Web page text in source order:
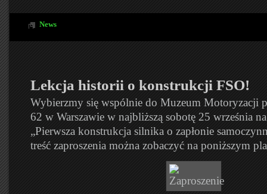
News
Lekcja historii o konstrukcji FSO!
Wybierzmy się wspólnie do Muzeum Motoryzacji
62 w Warszawie w najbliższą sobotę 25 września
„Pierwsza konstrukcja silnika o zapłonie
treść zaproszenia można zobaczyć na poniższym